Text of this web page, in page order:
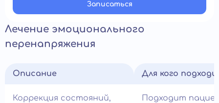
Записатьcя
Лечение эмоционального
перенапряжения
Описание
Коррекция состояний,
Для кого
Подходит